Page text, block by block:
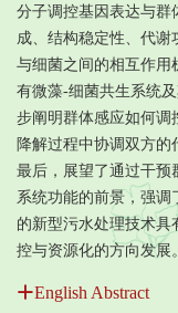
分子调控基因表达与群
成、结构稳定性、代
与细菌之间的相互作用
有微藻-细菌共生系统
步阐明群体感应如何调
降解过程中协调双方的
最后，展望了通过干预
系统功能的前景，强
的新型污水处理技术具
控与资源化的方向发展
English Abstract